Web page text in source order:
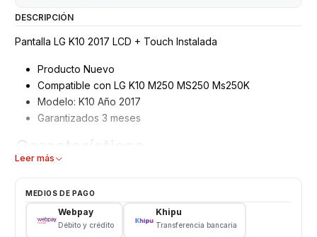
DESCRIPCIÓN
Pantalla LG K10 2017 LCD + Touch Instalada
Producto Nuevo
Compatible con LG K10 M250 MS250 Ms250K
Modelo: K10 Año 2017
Garantizados 3 meses
Características
INSTALACIÓN EN TIENDA
Leer más
MEDIOS DE PAGO
Webpay
Débito y crédito
Khipu
Transferencia bancaria